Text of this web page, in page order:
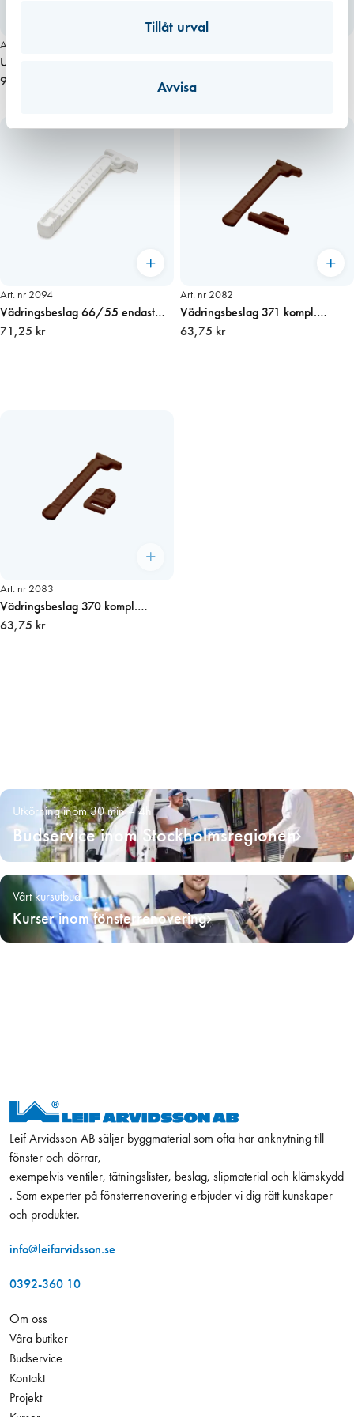
Tillåt urval
Avvisa
Art. nr 2073
Underläggsbricka för låshake
vädringsbeslag APS 66
9,75 kr
pris/st
37,50 kr
Art. nr 2094
Vädringsbeslag 66/55 endast
arm, vit
71,25 kr
Art. nr 2082
Vädringsbeslag 371 kompl.
utåtgående, brun pris/st
63,75 kr
Art. nr 2083
Vädringsbeslag 370 kompl.
inåtgående, brun pris/st
63,75 kr
Utkörning inom 30 min – 4h
Budservice inom Stockholmsregionen
Vårt kursutbud
Kurser inom fönsterrenovering
Leif Arvidsson AB säljer byggmaterial som ofta har anknytning till
fönster och dörrar,
exempelvis ventiler, tätningslister, beslag, slipmaterial och klämskydd
. Som experter på fönsterrenovering erbjuder vi dig rätt kunskaper
och produkter.
info@leifarvidsson.se
0392-360 10
Om oss
Våra butiker
Budservice
Kontakt
Projekt